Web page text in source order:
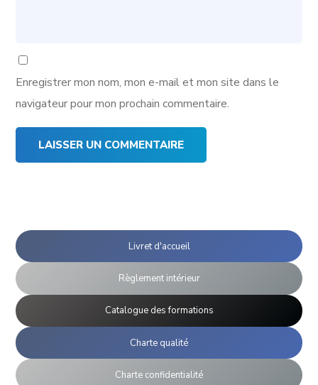
Enregistrer mon nom, mon e-mail et mon site dans le
navigateur pour mon prochain commentaire.
Livret d'accueil
Règlement intérieur
Catalogue des formations
Charte qualité
Charte confidentialité